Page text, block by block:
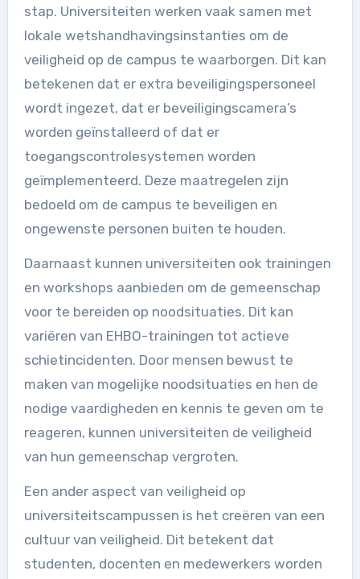
stap. Universiteiten werken vaak samen met
lokale wetshandhavingsinstanties om de
veiligheid op de campus te waarborgen. Dit kan
betekenen dat er extra beveiligingspersoneel
wordt ingezet, dat er beveiligingscamera’s
worden geïnstalleerd of dat er
toegangscontrolesystemen worden
geïmplementeerd. Deze maatregelen zijn
bedoeld om de campus te beveiligen en
ongewenste personen buiten te houden.
Daarnaast kunnen universiteiten ook trainingen
en workshops aanbieden om de gemeenschap
voor te bereiden op noodsituaties. Dit kan
variëren van EHBO-trainingen tot actieve
schietincidenten. Door mensen bewust te
maken van mogelijke noodsituaties en hen de
nodige vaardigheden en kennis te geven om te
reageren, kunnen universiteiten de veiligheid
van hun gemeenschap vergroten.
Een ander aspect van veiligheid op
universiteitscampussen is het creëren van een
cultuur van veiligheid. Dit betekent dat
studenten, docenten en medewerkers worden